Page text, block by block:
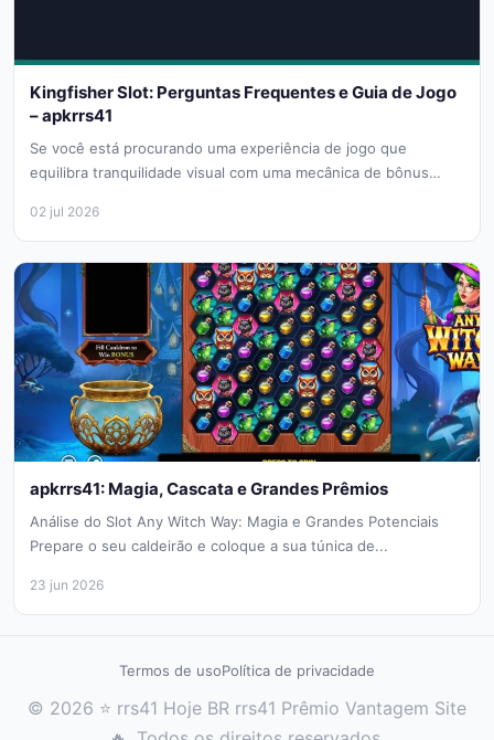
Kingfisher Slot: Perguntas Frequentes e Guia de Jogo
– apkrrs41
Se você está procurando uma experiência de jogo que
equilibra tranquilidade visual com uma mecânica de bônus
02 jul 2026
apkrrs41: Magia, Cascata e Grandes Prêmios
Análise do Slot Any Witch Way: Magia e Grandes Potenciais
Prepare o seu caldeirão e coloque a sua túnica de...
23 jun 2026
Termos de usoPolítica de privacidade
© 2026 ⭐ rrs41 Hoje BR rrs41 Prêmio Vantagem Site